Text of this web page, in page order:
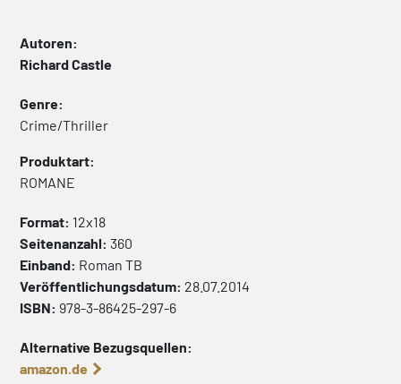
Autoren:
Richard Castle
Genre:
Crime/Thriller
Produktart:
ROMANE
Format: 12x18
Seitenanzahl: 360
Einband: Roman TB
Veröffentlichungsdatum: 28.07.2014
ISBN: 978-3-86425-297-6
Alternative Bezugsquellen:
amazon.de